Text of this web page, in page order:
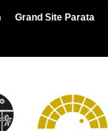
Grand Site Parata